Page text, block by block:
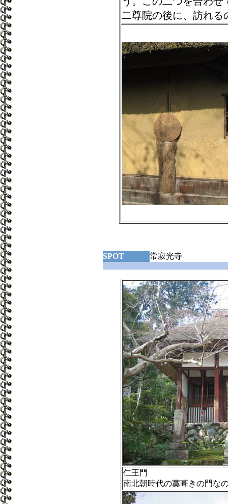
二尊院の後に、訪れる
SPOT 常寂光寺
仁王門
南北朝時代の藁葺きの門な